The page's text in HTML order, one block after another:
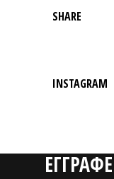
SHARE
INSTAGRAM